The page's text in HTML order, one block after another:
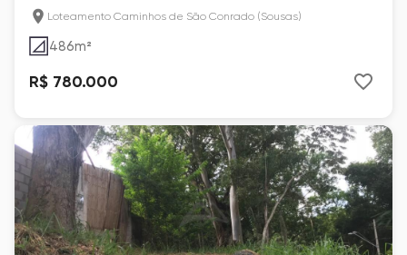
San Conrado
Loteamento Caminhos de São Conrado (Sousas)
486m²
R$ 780.000